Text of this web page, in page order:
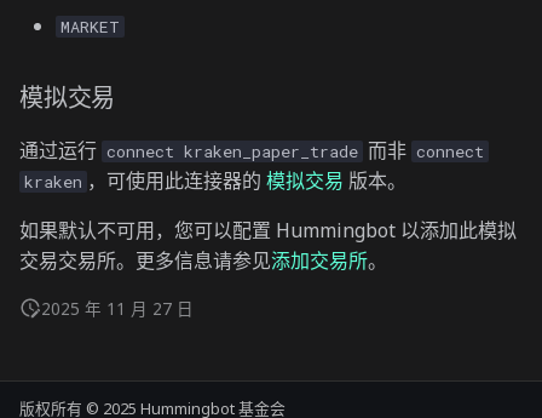
MARKET
模拟交易
通过运行 connect kraken_paper_trade 而非 connect
kraken ，可使用此连接器的 模拟交易 版本。
如果默认不可用，您可以配置 Hummingbot 以添加此模拟
交易交易所。更多信息请参见添加交易所。
2025 年 11 月 27 日
版权所有 © 2025 Hummingbot 基金会